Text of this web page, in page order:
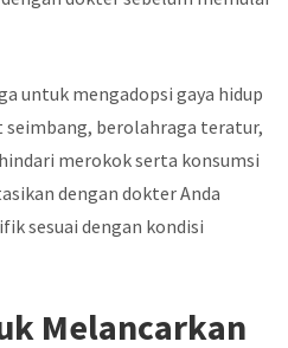
untuk mengadopsi gaya hidup
berolahraga teratur,
merokok serta konsumsi
dengan dokter Anda
sesuai dengan kondisi
Melancarkan